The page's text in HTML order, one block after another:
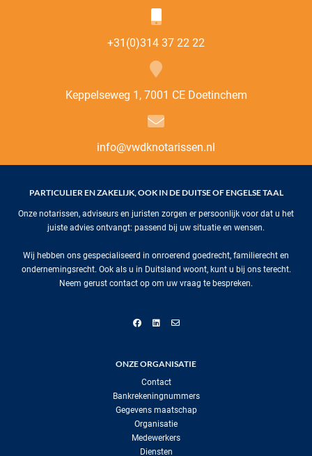
+31(0)314 37 22 22
Keppelseweg 1, 7001 CE Doetinchem
info@vwdknotarissen.nl
PARTICULIER EN ZAKELIJK, OOK IN DE DUITSE OF ENGELSE TAAL
Onze notarissen, adviseurs en juristen zorgen er persoonlijk voor dat u het
juiste advies ontvangt: passend bij uw situatie en wensen.
Wij hebben ons gespecialiseerd in onroerend goedrecht, familierecht en
ondernemingsrecht. Ook als u in Duitsland woont, kunt u bij ons terecht.
Neem gerust contact op om uw vraag te bespreken.
ONZE ORGANISATIE
Contact
Bankrekeningnummers
Gegevens maatschap
Organisatie
Medewerkers
Diensten